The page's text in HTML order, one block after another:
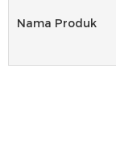
Nama Produk